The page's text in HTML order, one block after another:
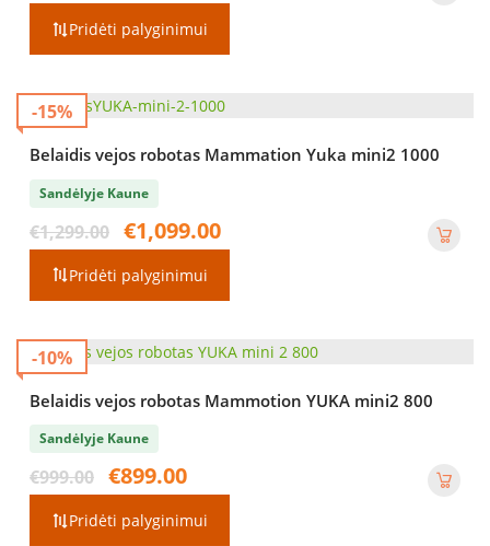
Pridėti palyginimui
-15%
Belaidis vejos robotas Mammation Yuka mini2 1000
Sandėlyje Kaune
€1,299.00
Original
price
was:
€1,299.00.
€1,099.00
Pridėti palyginimui
-10%
Belaidis vejos robotas Mammotion YUKA mini2 800
Sandėlyje Kaune
€999.00
Original
price
was:
€999.00.
€899.00
€899.00.
Pridėti palyginimui